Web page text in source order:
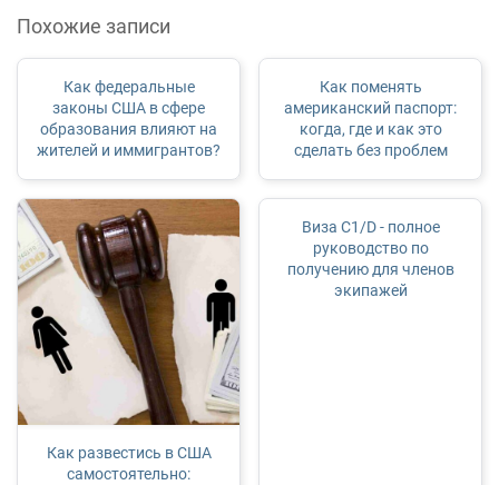
Похожие записи
Как федеральные
законы США в сфере
образования влияют на
жителей и иммигрантов?
Как поменять
американский паспорт:
когда, где и как это
сделать без проблем
Как развестись в США
самостоятельно:
Виза С1/D - полное
руководство по
получению для членов
экипажей